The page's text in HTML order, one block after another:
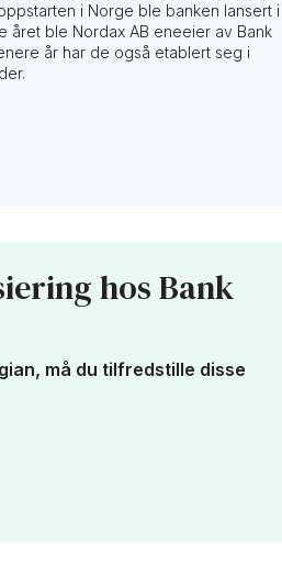
i Norge ble banken lansert i
året ble Nordax AB eneeier av Bank
år har de også etablert seg i
hos Bank
må du tilfredstille disse